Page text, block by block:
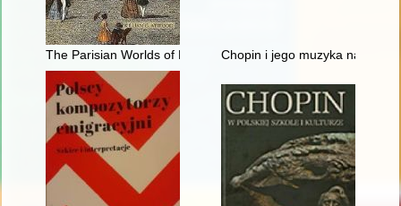
The Parisian Worlds of Frédéric ChopinChopin i jego muzyka na